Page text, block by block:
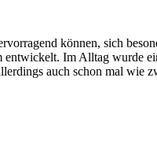
können, sich
entwickelt. Im Alltag wurde
auch schon mal